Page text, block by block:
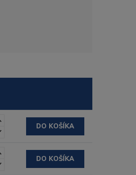
DO KOŠÍKA
DO KOŠÍKA